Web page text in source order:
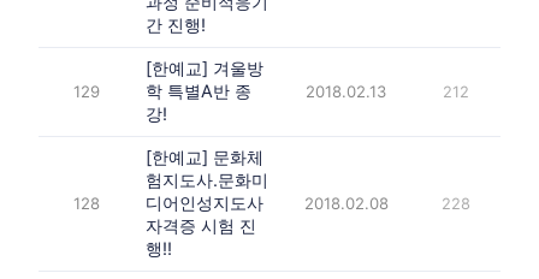
간 진행!
129
[한예교] 겨울방
학 특별A반 종
강!
2018.02.13 212
128
[한예교] 문화체
험지도사.문화미
디어인성지도사
자격증 시험 진
행!!
2018.02.08 228